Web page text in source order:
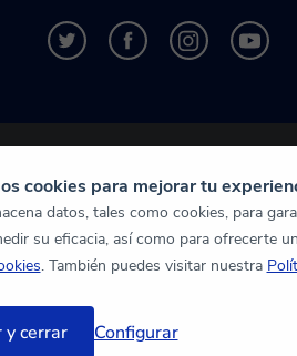
cookies para mejorar tu
datos, tales como cookies, para
su eficacia, así como para ofrecerte
. También puedes visitar nuestra
y cerrar Configurar